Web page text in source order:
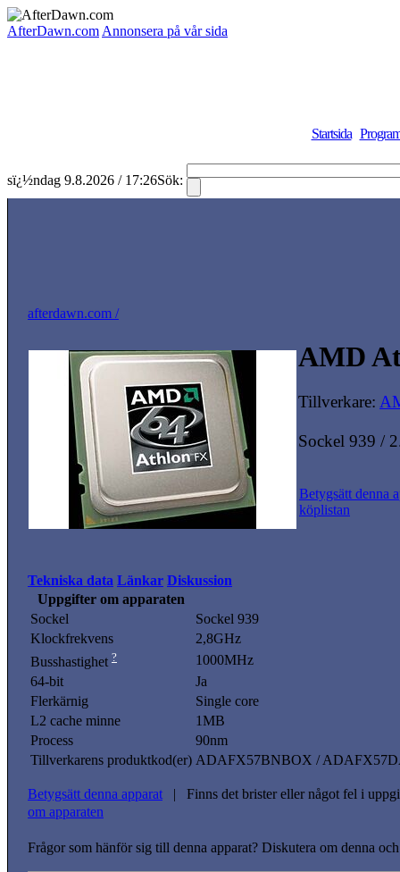
AfterDawn.com Annonsera på vår sida
Startsida
sï¿½ndag 9.8.2026 / 17:26Sök:
afterdawn.com /
AMD
Tillverkare:
Sockel 939 /
Betygsätt denna
köplistan
Tekniska data Länkar Diskussion
Uppgifter om apparaten
Sockel
Sockel 939
Klockfrekvens
2,8GHz
Busshastighet ?
1000MHz
64-bit
Ja
Flerkärnig
Single core
L2 cache minne
1MB
Process
90nm
Tillverkarens produktkod(er) ADAFX57BNBOX /
Betygsätt denna apparat | Finns det brister eller något fel i
om apparaten
Frågor som hänför sig till denna apparat? Diskutera om denna